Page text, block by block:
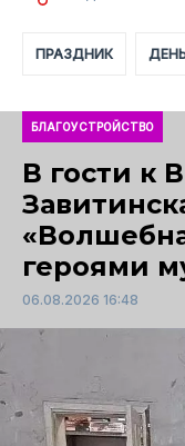
ПРАЗДНИК
БЛАГОУСТРОЙСТВО
В гости к
героями
06.08.2026 16:48